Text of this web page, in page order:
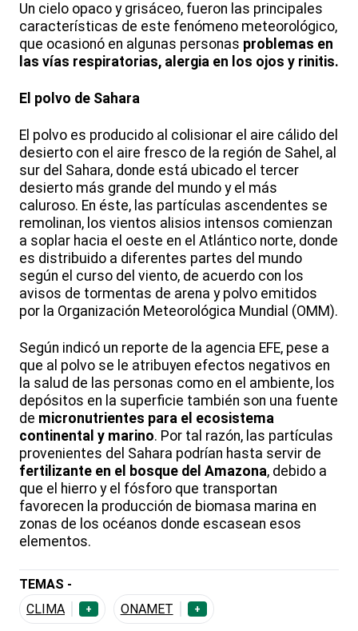
Un cielo opaco y grisáceo, fueron las principales
características de este fenómeno meteorológico,
que ocasionó en algunas personas problemas en
las vías respiratorias, alergia en los ojos y rinitis.
El polvo de Sahara
El polvo es producido al colisionar el aire cálido del
desierto con el aire fresco de la región de Sahel, al
sur del Sahara, donde está ubicado el tercer
desierto más grande del mundo y el más
caluroso. En éste, las partículas ascendentes se
remolinan, los vientos alisios intensos comienzan
a soplar hacia el oeste en el Atlántico norte, donde
es distribuido a diferentes partes del mundo
según el curso del viento, de acuerdo con los
avisos de tormentas de arena y polvo emitidos
por la Organización Meteorológica Mundial (OMM).
Según indicó un reporte de la agencia EFE, pese a
que al polvo se le atribuyen efectos negativos en
la salud de las personas como en el ambiente, los
depósitos en la superficie también son una fuente
de micronutrientes para el ecosistema
continental y marino. Por tal razón, las partículas
provenientes del Sahara podrían hasta servir de
fertilizante en el bosque del Amazona, debido a
que el hierro y el fósforo que transportan
favorecen la producción de biomasa marina en
zonas de los océanos donde escasean esos
elementos.
TEMAS -
CLIMA
+ ONAMET +